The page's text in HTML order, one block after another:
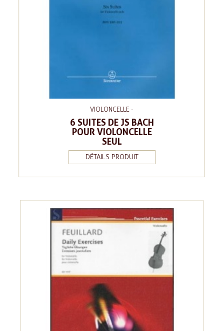
VIOLONCELLE -
6 SUITES DE JS BACH
POUR VIOLONCELLE
SEUL
DÉTAILS PRODUIT